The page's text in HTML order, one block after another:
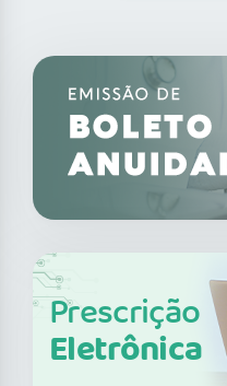
Prescrição
Eletrônica